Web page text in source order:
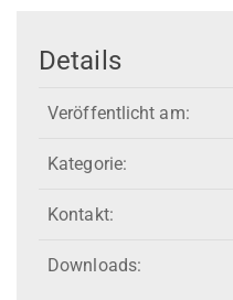
Details
Veröffentlicht am:
Kategorie:
Kontakt:
Downloads: